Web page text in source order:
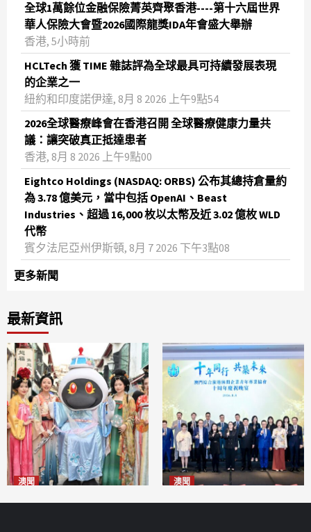
全球1萬餘位金融保險菁英齊聚香港----第十六屆世界
華人保險大會暨2026國際龍獎IDA年會盛大舉辦
香港, 5小時前
HCLTech 獲 TIME 雜誌評為全球最具可持續發展表現
的企業之一
紐約和印度諾伊達, 8月 8 2026 上午9點54
2026全球醫療峰會在香港召開 全球醫療健康力量共
議：讓突破真正抵達患者
香港, 8月 8 2026 上午9點00
Eightco Holdings (NASDAQ: ORBS) 公布其總持倉量約
為 3.78 億美元，當中包括 OpenAI、Beast
Industries、超過 16,000 枚以太幣及近 3.02 億枚 WLD
代幣
賓夕法尼亞州伊斯頓, 8月 7 2026 下午3點08
更多新聞
最新資訊
澳聞 澳聞